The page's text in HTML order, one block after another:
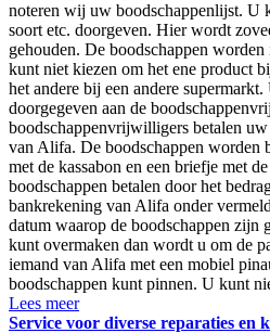
noteren wij uw boodschappenlijst. U
soort etc. doorgeven. Hier wordt
gehouden. De boodschappen
kunt niet kiezen om het ene product
het andere bij een andere
doorgegeven aan de
boodschappenvrijwilligers betalen
van Alifa. De boodschappen worden
met de kassabon en een briefje met
boodschappen betalen door het
bankrekening van Alifa onder
datum waarop de boodschappen zijn
kunt overmaken dan wordt u om de
iemand van Alifa met een mobiel
boodschappen kunt pinnen. U kunt
Lees meer
Service voor diverse reparaties en